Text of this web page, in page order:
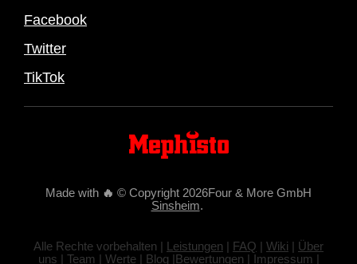
Facebook
Twitter
TikTok
Made with 🔥 © Copyright 2026Four & More GmbH
Sinsheim.
Alle Rechte vorbehalten | Leistungen | FAQ | Wiki | Über
uns | Team | Werte| Blog |Bewertungen | Impressum |